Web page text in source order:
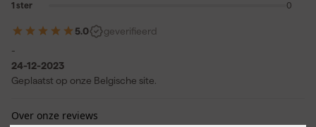
1 ster
0
5.0
geverifieerd
-
24-12-2023
Geplaatst op onze Belgische site.
Over onze reviews